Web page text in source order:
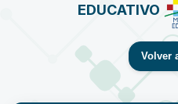
EDUCATIVO
Volver